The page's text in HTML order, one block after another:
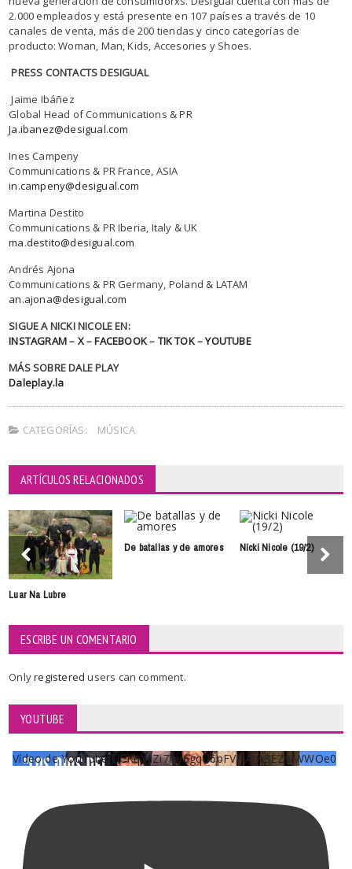
2.000 empleados y está presente en 107 países a través de 10
canales de venta, más de 200 tiendas y cinco categorías de
producto: Woman, Man, Kids, Accesories y Shoes.
PRESS CONTACTS DESIGUAL
Jaime Ibáñez
Global Head of Communications & PR
Ja.ibanez@desigual.com
Ines Campeny
Communications & PR France, ASIA
in.campeny@desigual.com
Martina Destito
Communications & PR Iberia, Italy & UK
ma.destito@desigual.com
Andrés Ajona
Communications & PR Germany, Poland & LATAM
an.ajona@desigual.com
SIGUE A NICKI NICOLE EN:
INSTAGRAM– X–FACEBOOK– TIK TOK–YOUTUBE
MÁS SOBRE DALE PLAY
Daleplay.la
CATEGORÍAS: MÚSICA
ARTÍCULOS RELACIONADOS
Luar Na Lubre
De batallas y de amores Nicki Nicole (19/2)
ESCRIBE UN COMENTARIO
Onlyregisteredusers can comment.
YOUTUBE
Vídeo de YouTube UCKqYjiZi7lzy6gqU6pFVFiA_A3EZ9JWWOe0